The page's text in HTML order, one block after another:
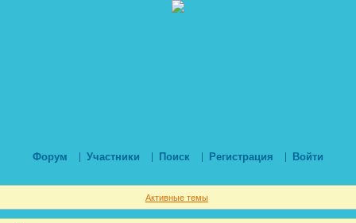
Форум Участники Поиск Регистрация Войти
Активные темы